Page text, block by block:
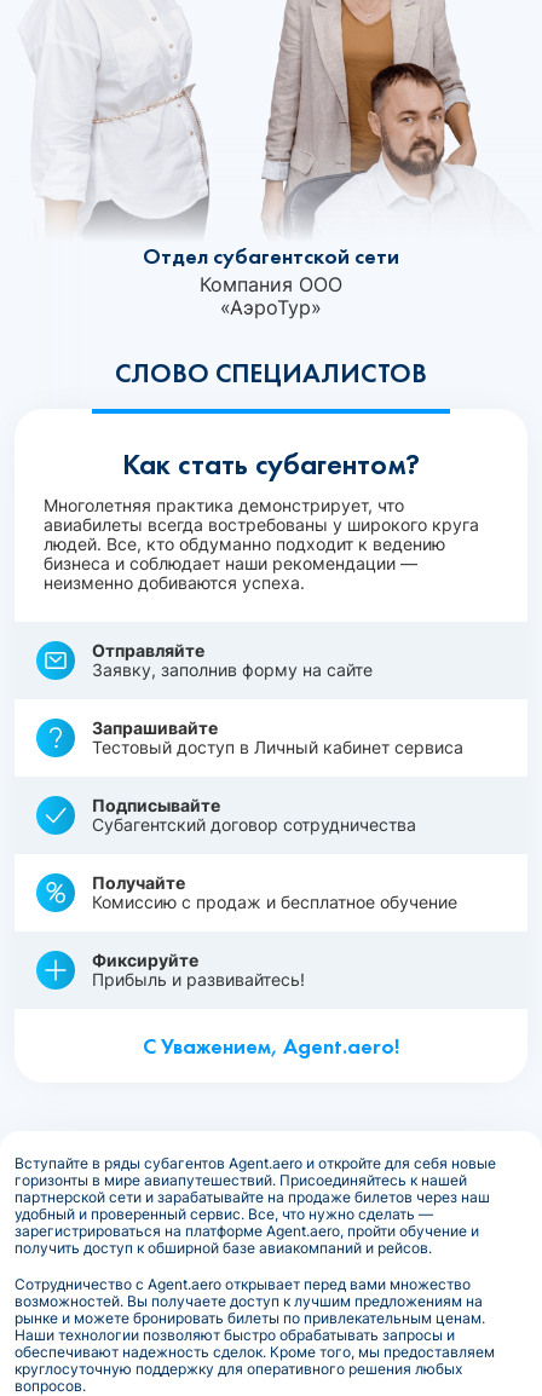
СЛОВО СПЕЦИАЛИСТОВ
Отдел субагентской сети
Компания ООО
«АэроТур»‎
Как стать субагентом?
Многолетняя практика демонстрирует, что
авиабилеты всегда востребованы у широкого круга
людей. Все, кто обдуманно подходит к ведению
бизнеса и соблюдает наши рекомендации —
неизменно добиваются успеха.
Отправляйте
Заявку, заполнив форму на сайте
Запрашивайте
Тестовый доступ в Личный кабинет сервиса
Подписывайте
Субагентский договор сотрудничества
Получайте
Комиссию с продаж и бесплатное обучение
Фиксируйте
Прибыль и развивайтесь!
С Уважением, Agent.aero!
Вступайте в ряды субагентов Agent.aero и откройте для себя новые
горизонты в мире авиапутешествий. Присоединяйтесь к нашей
партнерской сети и зарабатывайте на продаже билетов через наш
удобный и проверенный сервис. Все, что нужно сделать —
зарегистрироваться на платформе Agent.aero, пройти обучение и
получить доступ к обширной базе авиакомпаний и рейсов.
Сотрудничество с Agent.aero открывает перед вами множество
возможностей. Вы получаете доступ к лучшим предложениям на
рынке и можете бронировать билеты по привлекательным ценам.
Наши технологии позволяют быстро обрабатывать запросы и
обеспечивают надежность сделок. Кроме того, мы предоставляем
круглосуточную поддержку для оперативного решения любых
вопросов.